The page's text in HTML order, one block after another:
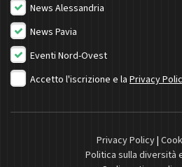
News Alessandria
News Pavia
Eventi Nord-Ovest
Accetto l'iscrizione e la Privacy
Privacy Policy|
Politica sulla diversità